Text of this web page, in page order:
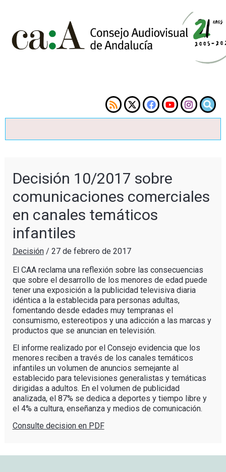
Decisión 10/2017 sobre
comunicaciones comerciales
en canales temáticos
infantiles
Decisión/ 27 de febrero de 2017
El CAA reclama una reflexión sobre las consecuencias
que sobre el desarrollo de los menores de edad puede
tener una exposición a la publicidad televisiva diaria
idéntica a la establecida para personas adultas,
fomentando desde edades muy tempranas el
consumismo, estereotipos y una adicción a las marcas y
productos que se anuncian en televisión.
El informe realizado por el Consejo evidencia que los
menores reciben a través de los canales temáticos
infantiles un volumen de anuncios semejante al
establecido para televisiones generalistas y temáticas
dirigidas a adultos. En el volumen de publicidad
analizada, el 87% se dedica a deportes y tiempo libre y
el 4% a cultura, enseñanza y medios de comunicación.
Consulte decision en PDF